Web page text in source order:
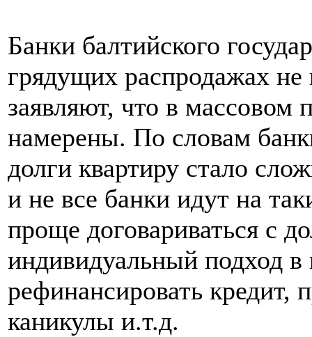
Банки балтийского
грядущих распродажах
заявляют, что в массовом
намерены. По словам
долги квартиру стало
и не все банки идут на
проще договариваться с
индивидуальный подход
рефинансировать кредит,
каникулы и.т.д.